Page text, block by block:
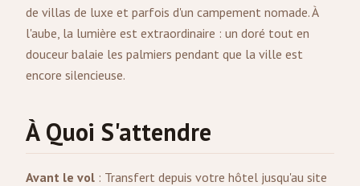
de villas de luxe et parfois d'un campement nomade. À
l'aube, la lumière est extraordinaire : un doré tout en
douceur balaie les palmiers pendant que la ville est
encore silencieuse.
À Quoi S'attendre
Avant le vol : Transfert depuis votre hôtel jusqu'au site